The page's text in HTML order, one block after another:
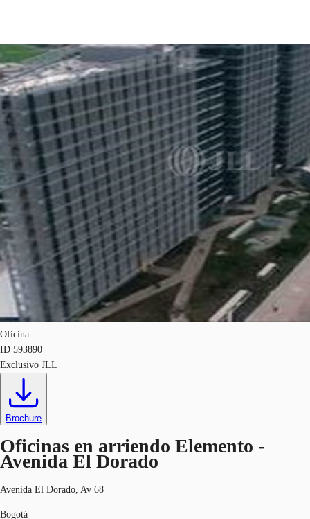
Nuestros Servicios
Noticias e Investigaciones
Favoritos
CO
Llama ahora Contacto
Oficina
ID 593890
Exclusivo JLL
Brochure
Oficinas en arriendo Elemento -
Avenida El Dorado
Avenida El Dorado, Av 68
Bogotá